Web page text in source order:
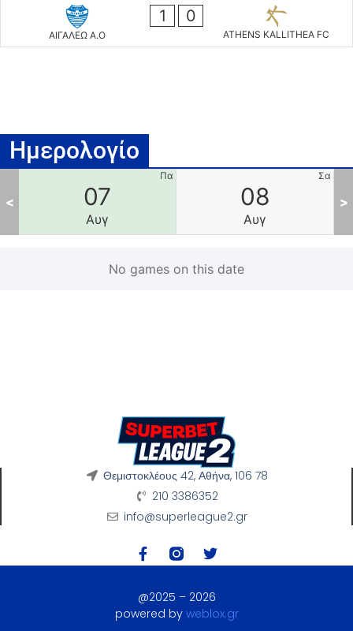
ΑΙΓΑΛΕΩ A.O
1 0
ATHENS KALLITHEA FC
Ημερολογίο
07
Αυγ
Πα
08
Αυγ
Σα
< >
No games on this date
Θεμιστοκλέους 42, Αθήνα, 106 78
210 3386352
info@superleague2.gr
@2025 – 2026
powered by weblox.gr